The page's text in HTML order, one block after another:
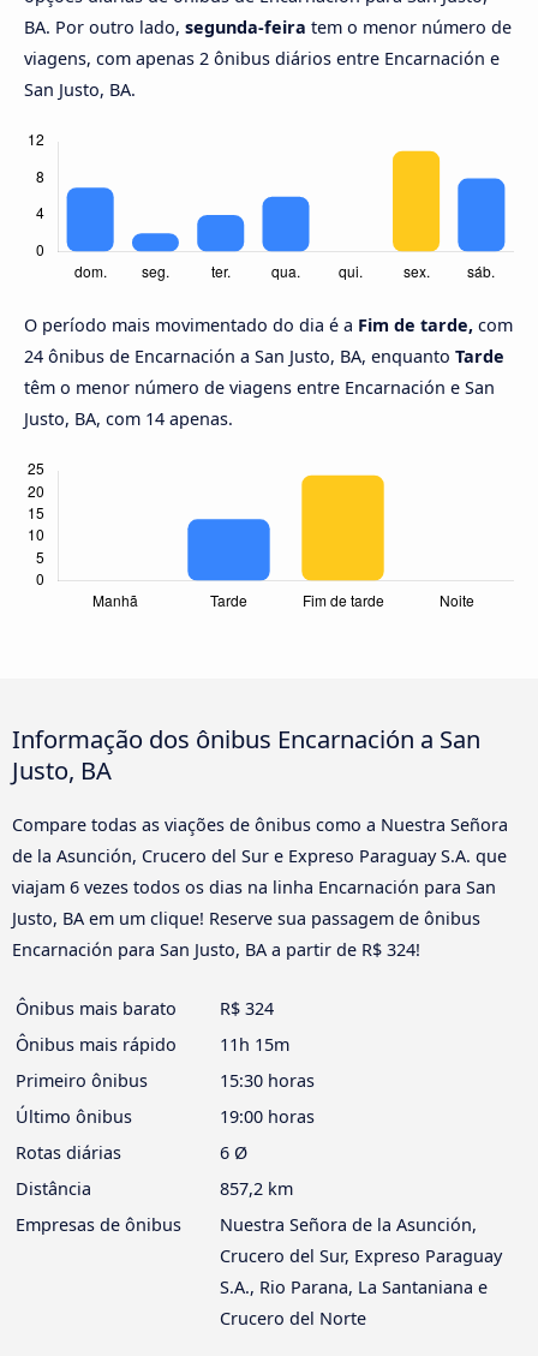
BA. Por outro lado, segunda-feira tem o menor número de
viagens, com apenas 2 ônibus diários entre Encarnación e
San Justo, BA.
O período mais movimentado do dia é a Fim de tarde, com
24 ônibus de Encarnación a San Justo, BA, enquanto Tarde
têm o menor número de viagens entre Encarnación e San
Justo, BA, com 14 apenas.
Informação dos ônibus Encarnación a San
Justo, BA
Compare todas as viações de ônibus como a Nuestra Señora
de la Asunción, Crucero del Sur e Expreso Paraguay S.A. que
viajam 6 vezes todos os dias na linha Encarnación para San
Justo, BA em um clique! Reserve sua passagem de ônibus
Encarnación para San Justo, BA a partir de R$ 324!
Ônibus mais barato
R$ 324
Ônibus mais rápido
11h 15m
Primeiro ônibus
15:30 horas
Último ônibus
19:00 horas
Rotas diárias
6 Ø
Distância
857,2 km
Empresas de ônibus
Nuestra Señora de la Asunción,
Crucero del Sur, Expreso Paraguay
S.A., Rio Parana, La Santaniana e
Crucero del Norte